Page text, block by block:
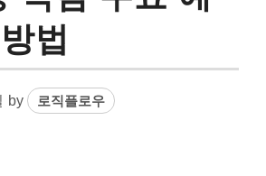
법
by 로직플로우